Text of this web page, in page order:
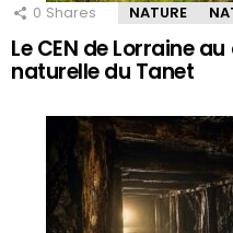
0 Shares NATURE
Le CEN de Lorraine
naturelle du Tanet